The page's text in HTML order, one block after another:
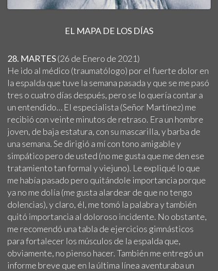
EL MAPA DE LOS DÍAS
28. MARTES(26 de Enero de 2021)
He ido al médico (traumatólogo) por el fuerte dolor en
la espalda que tuve la semana pasada y que se me pasó
tres o cuatro días después, pero se lo quería contar a
un entendido… El especialista (Señor Martínez) me
recibió con veinte minutos de retraso. Era un hombre
joven, de baja estatura, con su mascarilla, y barba de
una semana. Se dirigió a mí con tono amigable y
simpático pero de usted (no me gusta que me den ese
tratamiento tan formal y viejuno). Le expliqué lo que
me había pasado pero quitándole importancia porque
ya no me dolía (me gusta alardear de que no tengo
dolencias), y claro, él, me tomó la palabra y también
quitó importancia al doloroso incidente. No obstante,
me recomendó una tabla de ejercicios gimnásticos
para fortalecer los músculos de la espalda que,
obviamente, no pienso hacer. También me entregó un
informe breve que en la última línea aventuraba un